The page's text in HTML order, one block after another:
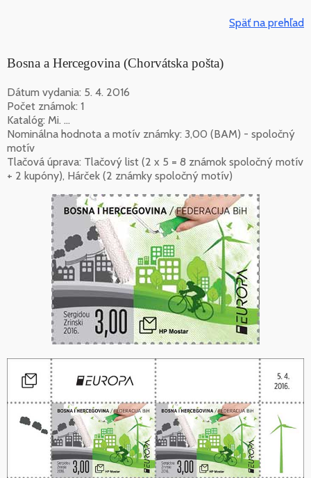
Späť na prehľad
Bosna a Hercegovina (Chorvátska pošta)
Dátum vydania: 5. 4. 2016
Počet známok: 1
Katalóg: Mi. ...
Nominálna hodnota a motív známky: 3,00 (BAM) - spoločný
motív
Tlačová úprava: Tlačový list (2 x 5 = 8 známok spoločný motív
+ 2 kupóny), Hárček (2 známky spoločný motív)